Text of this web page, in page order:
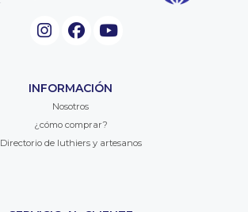
INFORMACIÓN
Nosotros
¿cómo comprar?
Directorio de luthiers y artesanos